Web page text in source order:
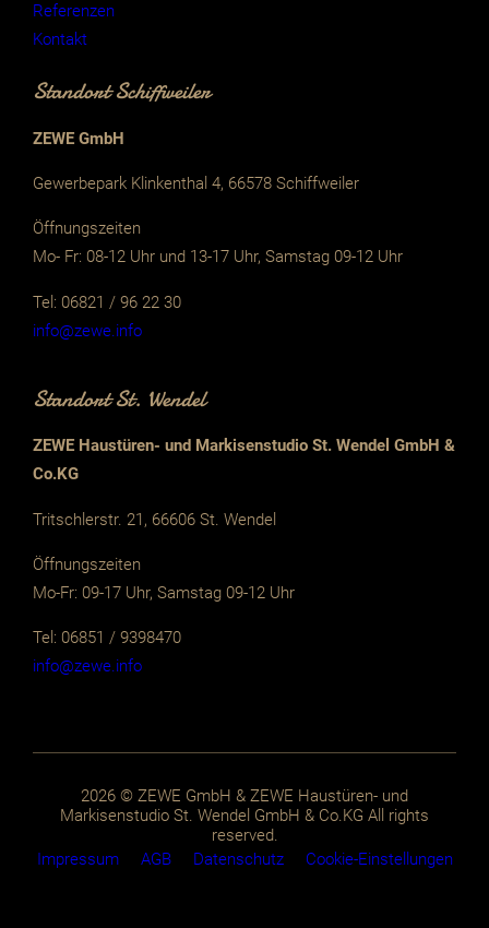
Standort Schiffweiler
ZEWE GmbH
Gewerbepark Klinkenthal 4, 66578 Schiffweiler
Öffnungszeiten
Mo- Fr: 08-12 Uhr und 13-17 Uhr, Samstag 09-12 Uhr
Tel: 06821 / 96 22 30
info@zewe.info
Standort St. Wendel
ZEWE Haustüren- und Markisenstudio St. Wendel GmbH &
Co.KG
Tritschlerstr. 21, 66606 St. Wendel
Öffnungszeiten
Mo-Fr: 09-17 Uhr, Samstag 09-12 Uhr
Tel: 06851 / 9398470
info@zewe.info
Referenzen
Kontakt
2026 © ZEWE GmbH & ZEWE Haustüren- und
Markisenstudio St. Wendel GmbH & Co.KG All rights
reserved.
Impressum
AGB Datenschutz Cookie-Einstellungen